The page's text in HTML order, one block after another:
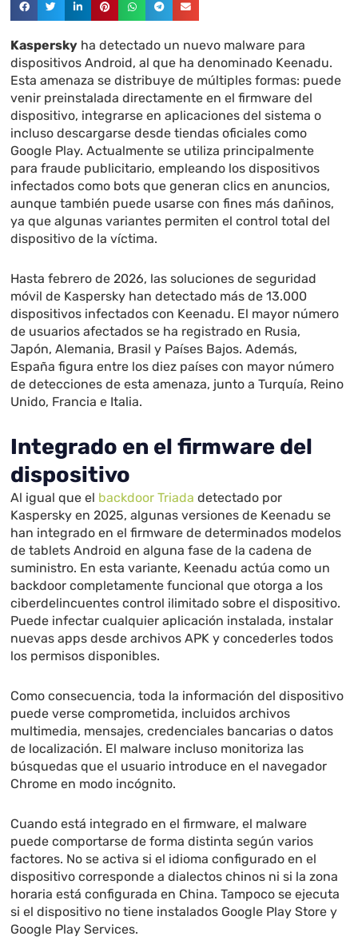
Kaspersky ha detectado un nuevo malware para
dispositivos Android, al que ha denominado Keenadu.
Esta amenaza se distribuye de múltiples formas: puede
venir preinstalada directamente en el firmware del
dispositivo, integrarse en aplicaciones del sistema o
incluso descargarse desde tiendas oficiales como
Google Play. Actualmente se utiliza principalmente
para fraude publicitario, empleando los dispositivos
infectados como bots que generan clics en anuncios,
aunque también puede usarse con fines más dañinos,
ya que algunas variantes permiten el control total del
dispositivo de la víctima.
Hasta febrero de 2026, las soluciones de seguridad
móvil de Kaspersky han detectado más de 13.000
dispositivos infectados con Keenadu. El mayor número
de usuarios afectados se ha registrado en Rusia,
Japón, Alemania, Brasil y Países Bajos. Además,
España figura entre los diez países con mayor número
de detecciones de esta amenaza, junto a Turquía, Reino
Unido, Francia e Italia.
Integrado en el firmware del
dispositivo
Al igual que el backdoor Triada detectado por
Kaspersky en 2025, algunas versiones de Keenadu se
han integrado en el firmware de determinados modelos
de tablets Android en alguna fase de la cadena de
suministro. En esta variante, Keenadu actúa como un
backdoor completamente funcional que otorga a los
ciberdelincuentes control ilimitado sobre el dispositivo.
Puede infectar cualquier aplicación instalada, instalar
nuevas apps desde archivos APK y concederles todos
los permisos disponibles.
Como consecuencia, toda la información del dispositivo
puede verse comprometida, incluidos archivos
multimedia, mensajes, credenciales bancarias o datos
de localización. El malware incluso monitoriza las
búsquedas que el usuario introduce en el navegador
Chrome en modo incógnito.
Cuando está integrado en el firmware, el malware
puede comportarse de forma distinta según varios
factores. No se activa si el idioma configurado en el
dispositivo corresponde a dialectos chinos ni si la zona
horaria está configurada en China. Tampoco se ejecuta
si el dispositivo no tiene instalados Google Play Store y
Google Play Services.